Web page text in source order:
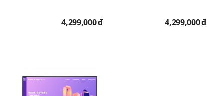
4,299,000đ 4,299,000đ